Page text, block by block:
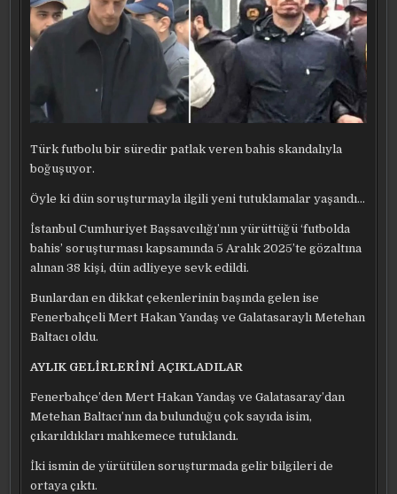
Türk futbolu bir süredir patlak veren bahis skandalıyla
boğuşuyor.
Öyle ki dün soruşturmayla ilgili yeni tutuklamalar yaşandı…
İstanbul Cumhuriyet Başsavcılığı’nın yürüttüğü ‘futbolda
bahis’ soruşturması kapsamında 5 Aralık 2025’te gözaltına
alınan 38 kişi, dün adliyeye sevk edildi.
Bunlardan en dikkat çekenlerinin başında gelen ise
Fenerbahçeli Mert Hakan Yandaş ve Galatasaraylı Metehan
Baltacı oldu.
AYLIK GELİRLERİNİ AÇIKLADILAR
Fenerbahçe’den Mert Hakan Yandaş ve Galatasaray’dan
Metehan Baltacı’nın da bulunduğu çok sayıda isim,
çıkarıldıkları mahkemece tutuklandı.
İki ismin de yürütülen soruşturmada gelir bilgileri de
ortaya çıktı.